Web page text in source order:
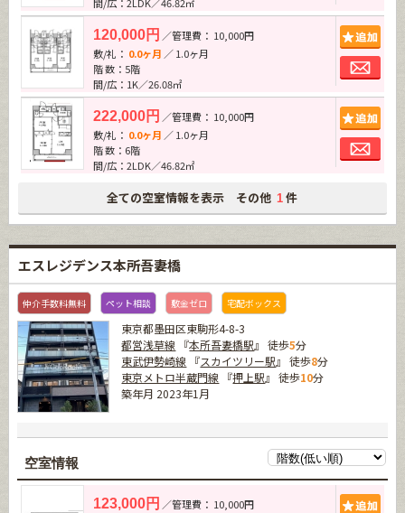
120,000円 ／管理費： 10,000円
敷/礼： 0.0ヶ月 ／ 1.0ヶ月
階 数：5階
間/広：1K／26.08㎡
222,000円 ／管理費： 10,000円
敷/礼： 0.0ヶ月 ／ 1.0ヶ月
階 数：6階
間/広：2LDK／46.82㎡
全ての空室情報を表示 その他 1 件
エスレジデンス本所吾妻橋
仲介手数料無料 ペット相談 敷金ゼロ 宅配ボックス
東京都墨田区東駒形4-8-3
都営浅草線 『本所吾妻橋駅』 徒歩5分
東武伊勢崎線 『スカイツリー駅』 徒歩8分
東京メトロ半蔵門線 『押上駅』 徒歩10分
築年月 2023年1月
空室情報
123,000円 ／管理費： 10,000円